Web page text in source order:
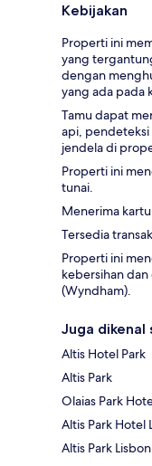
Kebijakan
Properti ini
yang
dengan
yang ada pada
Tamu dapat
api, pendeteksi
jendela di
Properti ini
tunai.
Menerima
Tersedia
Properti ini
kebersihan
(Wyndham).
Juga dikenal
Altis Hotel Park
Altis Park
Olaias Park
Altis Park Hotel
Altis Park Lisbon